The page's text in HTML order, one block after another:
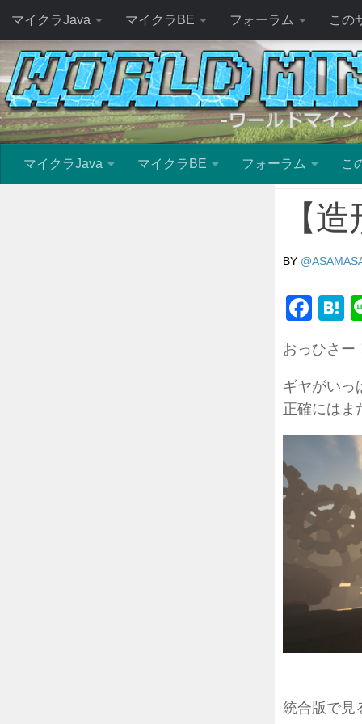
マイクラJava マイクラBE フォーラム この
マイクラJava マイクラBE フォーラム こ
【
BY
おっひさー
ギヤがいっ
正確にはま
統合版で見